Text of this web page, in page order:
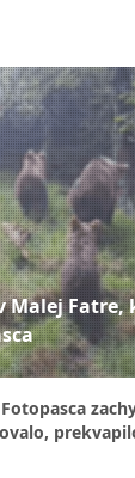
Malej
Fotopasca